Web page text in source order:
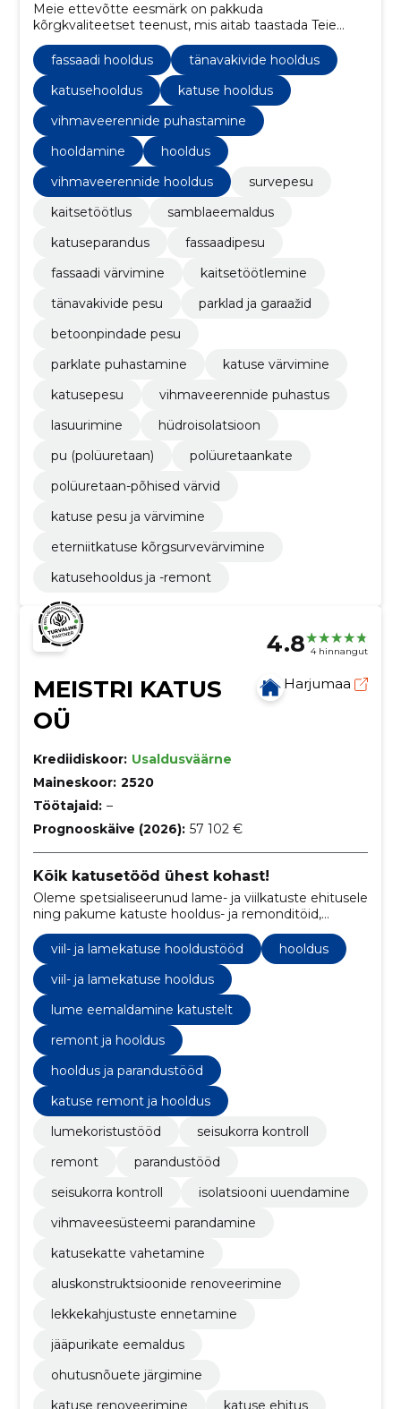
Meie ettevõtte eesmärk on pakkuda
kõrgkvaliteetset teenust, mis aitab taastada Teie
kinnisvara endist välimust ning tõstab kinnisvara
väärtust. Leiame alati sobiva lahenduse ning ei jäta
kunagi oma kliente hätta.
fassaadi hooldus
tänavakivide hooldus
katusehooldus
katuse hooldus
vihmaveerennide puhastamine
hooldamine
hooldus
vihmaveerennide hooldus
survepesu
kaitsetöötlus
samblaeemaldus
katuseparandus
fassaadipesu
fassaadi värvimine
kaitsetöötlemine
tänavakivide pesu
parklad ja garaažid
betoonpindade pesu
parklate puhastamine
katuse värvimine
katusepesu
vihmaveerennide puhastus
lasuurimine
hüdroisolatsioon
pu (polüuretaan)
polüuretaankate
polüuretaan-põhised värvid
katuse pesu ja värvimine
eterniitkatuse kõrgsurvevärvimine
katusehooldus ja -remont
4.8 4 hinnangut
MEISTRI KATUS
OÜ
Harjumaa
Krediidiskoor: Usaldusväärne
Maineskoor: 2520
Töötajaid: –
Prognooskäive (2026): 57 102 €
Kõik katusetööd ühest kohast!
Oleme spetsialiseerunud lame- ja viilkatuste ehitusele
ning pakume katuste hooldus- ja remonditöid,
sealhulgas lumekoristust, renoveerimist ja üldist
seisukorra kontrolli.
viil- ja lamekatuse hooldustööd
hooldus
viil- ja lamekatuse hooldus
lume eemaldamine katustelt
remont ja hooldus
hooldus ja parandustööd
katuse remont ja hooldus
lumekoristustööd
seisukorra kontroll
remont
parandustööd
seisukorra kontroll
isolatsiooni uuendamine
vihmaveesüsteemi parandamine
katusekatte vahetamine
aluskonstruktsioonide renoveerimine
lekkekahjustuste ennetamine
jääpurikate eemaldus
ohutusnõuete järgimine
katuse renoveerimine
katuse ehitus